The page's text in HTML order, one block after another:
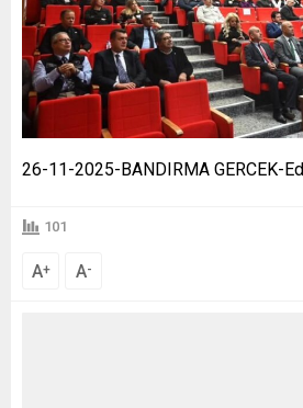
26-11-2025-BANDIRMA GERCEK-
101
A+ A-